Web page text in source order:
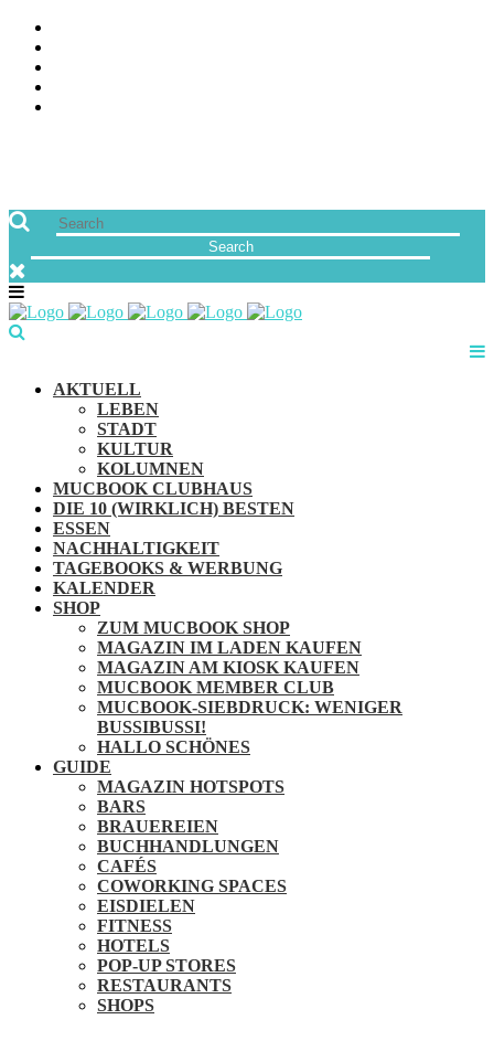
AKTUELL
LEBEN
STADT
KULTUR
KOLUMNEN
MUCBOOK CLUBHAUS
DIE 10 (WIRKLICH) BESTEN
ESSEN
NACHHALTIGKEIT
TAGEBOOKS & WERBUNG
KALENDER
SHOP
ZUM MUCBOOK SHOP
MAGAZIN IM LADEN KAUFEN
MAGAZIN AM KIOSK KAUFEN
MUCBOOK MEMBER CLUB
MUCBOOK-SIEBDRUCK: WENIGER
BUSSIBUSSI!
HALLO SCHÖNES
GUIDE
MAGAZIN HOTSPOTS
BARS
BRAUEREIEN
BUCHHANDLUNGEN
CAFÉS
COWORKING SPACES
EISDIELEN
FITNESS
HOTELS
POP-UP STORES
RESTAURANTS
SHOPS